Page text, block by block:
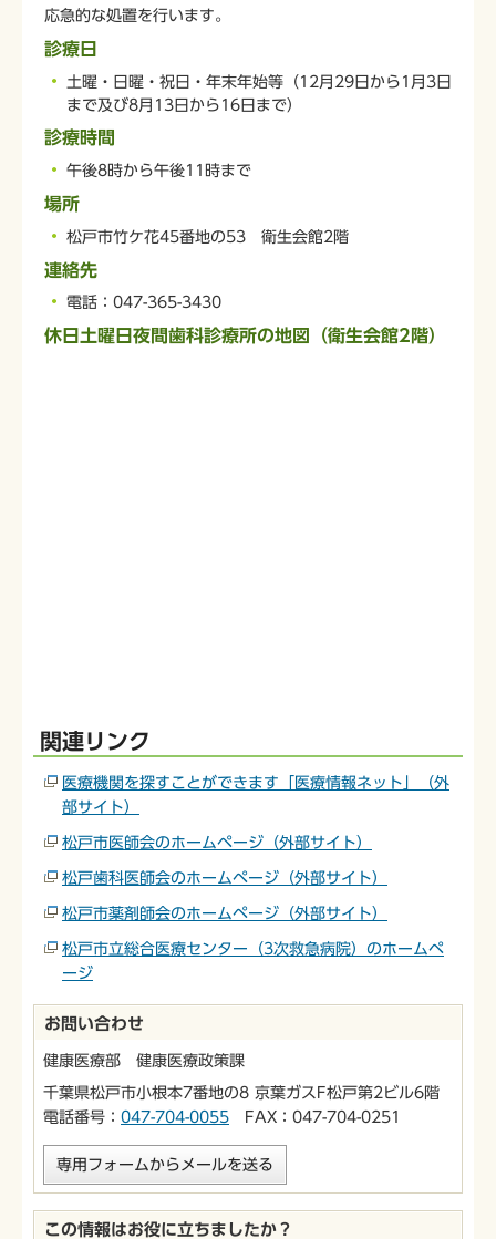
応急的な処置を行います。
診療日
土曜・日曜・祝日・年末年始等（12月29日から1月3日
まで及び8月13日から16日まで）
診療時間
午後8時から午後11時まで
場所
松戸市竹ケ花45番地の53 衛生会館2階
連絡先
電話：047-365-3430
休日土曜日夜間歯科診療所の地図（衛生会館2階）
関連リンク
医療機関を探すことができます「医療情報ネット」（外
部サイト）
松戸市医師会のホームページ（外部サイト）
松戸歯科医師会のホームページ（外部サイト）
松戸市薬剤師会のホームページ（外部サイト）
松戸市立総合医療センター（3次救急病院）のホームペ
ージ
お問い合わせ
健康医療部 健康医療政策課
千葉県松戸市小根本7番地の8 京葉ガスF松戸第2ビル6階
電話番号： 047-704-0055 FAX：047-704-0251
専用フォームからメールを送る
この情報はお役に立ちましたか？